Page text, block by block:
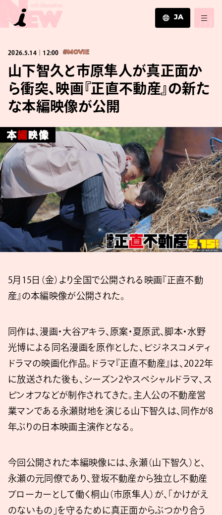
JA
ZH
2026.5.14｜12:00 #MOVIE
山下智久と市原隼人が真正面か
ら衝突、映画『正直不動産』の新た
な本編映像が公開
5月15日（金）より全国で公開される映画『正直不動
産』の本編映像が公開された。
同作は、漫画・大谷アキラ、原案・夏原武、脚本・水野
光博による同名漫画を原作とした、ビジネスコメディ
ドラマの映画化作品。ドラマ『正直不動産』は、2022年
に放送された後も、シーズン2やスペシャルドラマ、ス
ピンオフなどが制作されてきた。主人公の不動産営
業マンである永瀬財地を演じる山下智久は、同作が8
年ぶりの日本映画主演作となる。
今回公開された本編映像には、永瀬（山下智久）と、
永瀬の元同僚であり、登坂不動産から独立し不動産
ブローカーとして働く桐山（市原隼人）が、「かけがえ
のないもの」を守るために真正面からぶつかり合う